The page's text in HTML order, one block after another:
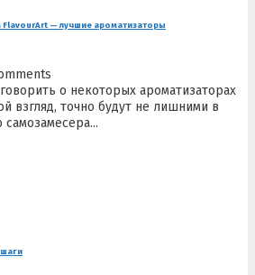
— лучшие ароматизаторы
о некоторых ароматизаторах
взгляд, точно будут не лишними в